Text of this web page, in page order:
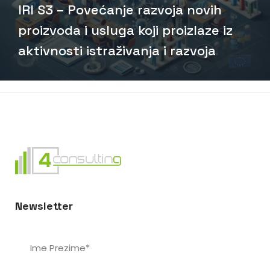
IRI S3 – Povećanje razvoja novih
proizvoda i usluga koji proizlaze iz
aktivnosti istraživanja i razvoja
Newsletter